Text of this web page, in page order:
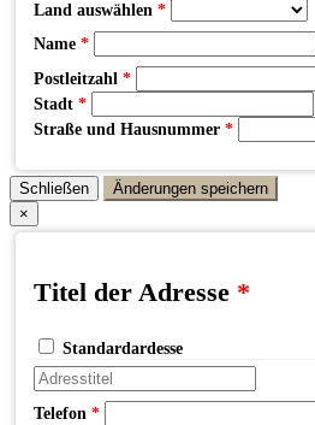
Land auswählen *
Name *
Postleitzahl *
Stadt *
Straße und Hausnummer *
Schließen
Änderungen speichern
×
Titel der Adresse *
Standardardesse
Telefon *